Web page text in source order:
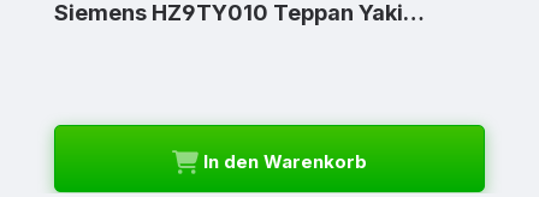
Siemens HZ9TY010 Teppan Yaki…
In den Warenkorb